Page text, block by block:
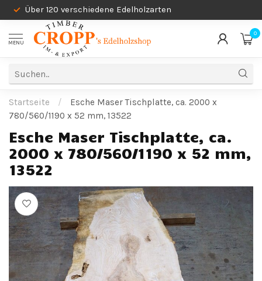
Über 120 verschiedene Edelholzarten
MENU
0
Startseite /
Esche Maser Tischplatte, ca. 2000 x
780/560/1190 x 52 mm, 13522
Esche Maser Tischplatte, ca.
2000 x 780/560/1190 x 52 mm,
13522